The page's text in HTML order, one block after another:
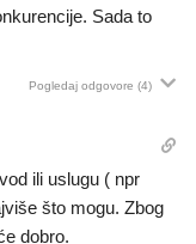
Sada to
Pogledaj odgovore (4)
ili uslugu ( npr
što mogu. Zbog
dobro.